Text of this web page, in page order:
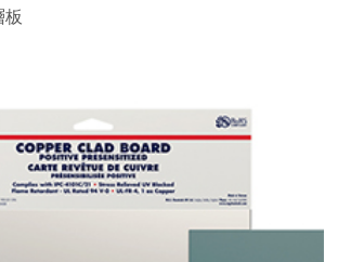
板